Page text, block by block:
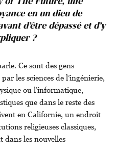
en un dieu de
d’être dépassé et d’y
?
Ce sont des gens
les sciences de l’ingénierie,
ou l’informatique,
que dans le reste des
en Californie, un endroit
religieuses classiques,
dans les nouvelles